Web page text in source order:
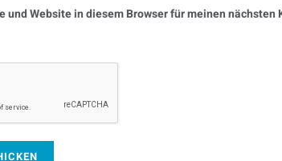
und Website in diesem Browser für meinen nächsten